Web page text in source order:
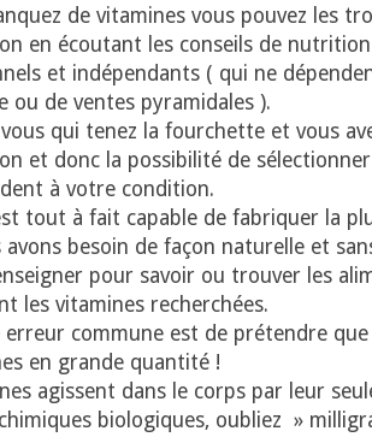
de vitamines vous pouvez les
en écoutant les conseils de
et indépendants ( qui ne
ou de ventes pyramidales ).
vous qui tenez la fourchette et vous
et donc la possibilité de
à votre condition.
tout à fait capable de fabriquer la
besoin de façon naturelle et
pour savoir ou trouver les
les vitamines recherchées.
erreur commune est de prétendre que
en grande quantité !
agissent dans le corps par leur
biologiques, oubliez »